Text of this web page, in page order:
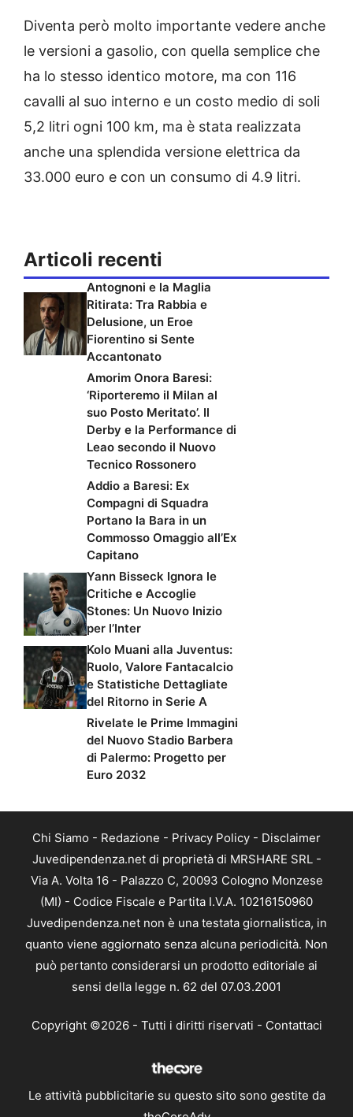
Diventa però molto importante vedere anche
le versioni a gasolio, con quella semplice che
ha lo stesso identico motore, ma con 116
cavalli al suo interno e un costo medio di soli
5,2 litri ogni 100 km, ma è stata realizzata
anche una splendida versione elettrica da
33.000 euro e con un consumo di 4.9 litri.
Articoli recenti
Antognoni e la Maglia
Ritirata: Tra Rabbia e
Delusione, un Eroe
Fiorentino si Sente
Accantonato
Amorim Onora Baresi:
‘Riporteremo il Milan al
suo Posto Meritato’. Il
Derby e la Performance di
Leao secondo il Nuovo
Tecnico Rossonero
Addio a Baresi: Ex
Compagni di Squadra
Portano la Bara in un
Commosso Omaggio all’Ex
Capitano
Yann Bisseck Ignora le
Critiche e Accoglie
Stones: Un Nuovo Inizio
per l’Inter
Kolo Muani alla Juventus:
Ruolo, Valore Fantacalcio
e Statistiche Dettagliate
del Ritorno in Serie A
Rivelate le Prime Immagini
del Nuovo Stadio Barbera
di Palermo: Progetto per
Euro 2032
Chi Siamo - Redazione - Privacy Policy - Disclaimer
Juvedipendenza.net di proprietà di MRSHARE SRL -
Via A. Volta 16 - Palazzo C, 20093 Cologno Monzese
(MI) - Codice Fiscale e Partita I.V.A. 10216150960
Juvedipendenza.net non è una testata giornalistica, in
quanto viene aggiornato senza alcuna periodicità. Non
può pertanto considerarsi un prodotto editoriale ai
sensi della legge n. 62 del 07.03.2001
Copyright ©2026 - Tutti i diritti riservati - Contattaci
Le attività pubblicitarie su questo sito sono gestite da